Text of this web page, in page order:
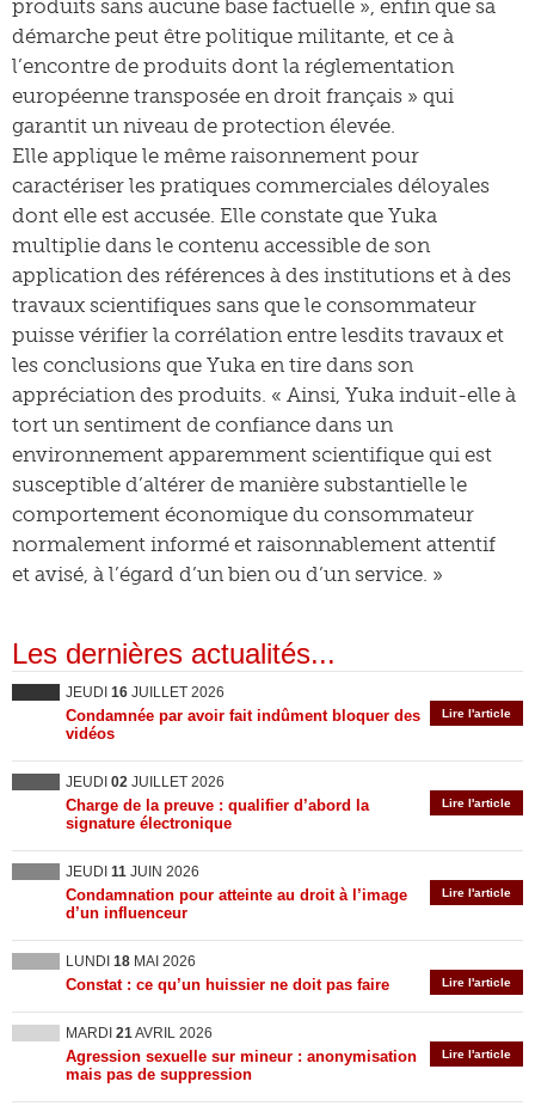
produits sans aucune base factuelle », enfin que sa
démarche peut être politique militante, et ce à
l’encontre de produits dont la réglementation
européenne transposée en droit français » qui
garantit un niveau de protection élevée.
Elle applique le même raisonnement pour
caractériser les pratiques commerciales déloyales
dont elle est accusée. Elle constate que Yuka
multiplie dans le contenu accessible de son
application des références à des institutions et à des
travaux scientifiques sans que le consommateur
puisse vérifier la corrélation entre lesdits travaux et
les conclusions que Yuka en tire dans son
appréciation des produits. « Ainsi, Yuka induit-elle à
tort un sentiment de confiance dans un
environnement apparemment scientifique qui est
susceptible d’altérer de manière substantielle le
comportement économique du consommateur
normalement informé et raisonnablement attentif
et avisé, à l’égard d’un bien ou d’un service. »
Les dernières actualités...
JEUDI 16 JUILLET 2026
Lire l'article
Condamnée par avoir fait indûment bloquer des
vidéos
JEUDI 02 JUILLET 2026
Lire l'article
Charge de la preuve : qualifier d’abord la
signature électronique
JEUDI 11 JUIN 2026
Lire l'article
Condamnation pour atteinte au droit à l’image
d’un influenceur
LUNDI 18 MAI 2026
Lire l'article
Constat : ce qu’un huissier ne doit pas faire
MARDI 21AVRIL 2026
Lire l'article
Agression sexuelle sur mineur : anonymisation
mais pas de suppression